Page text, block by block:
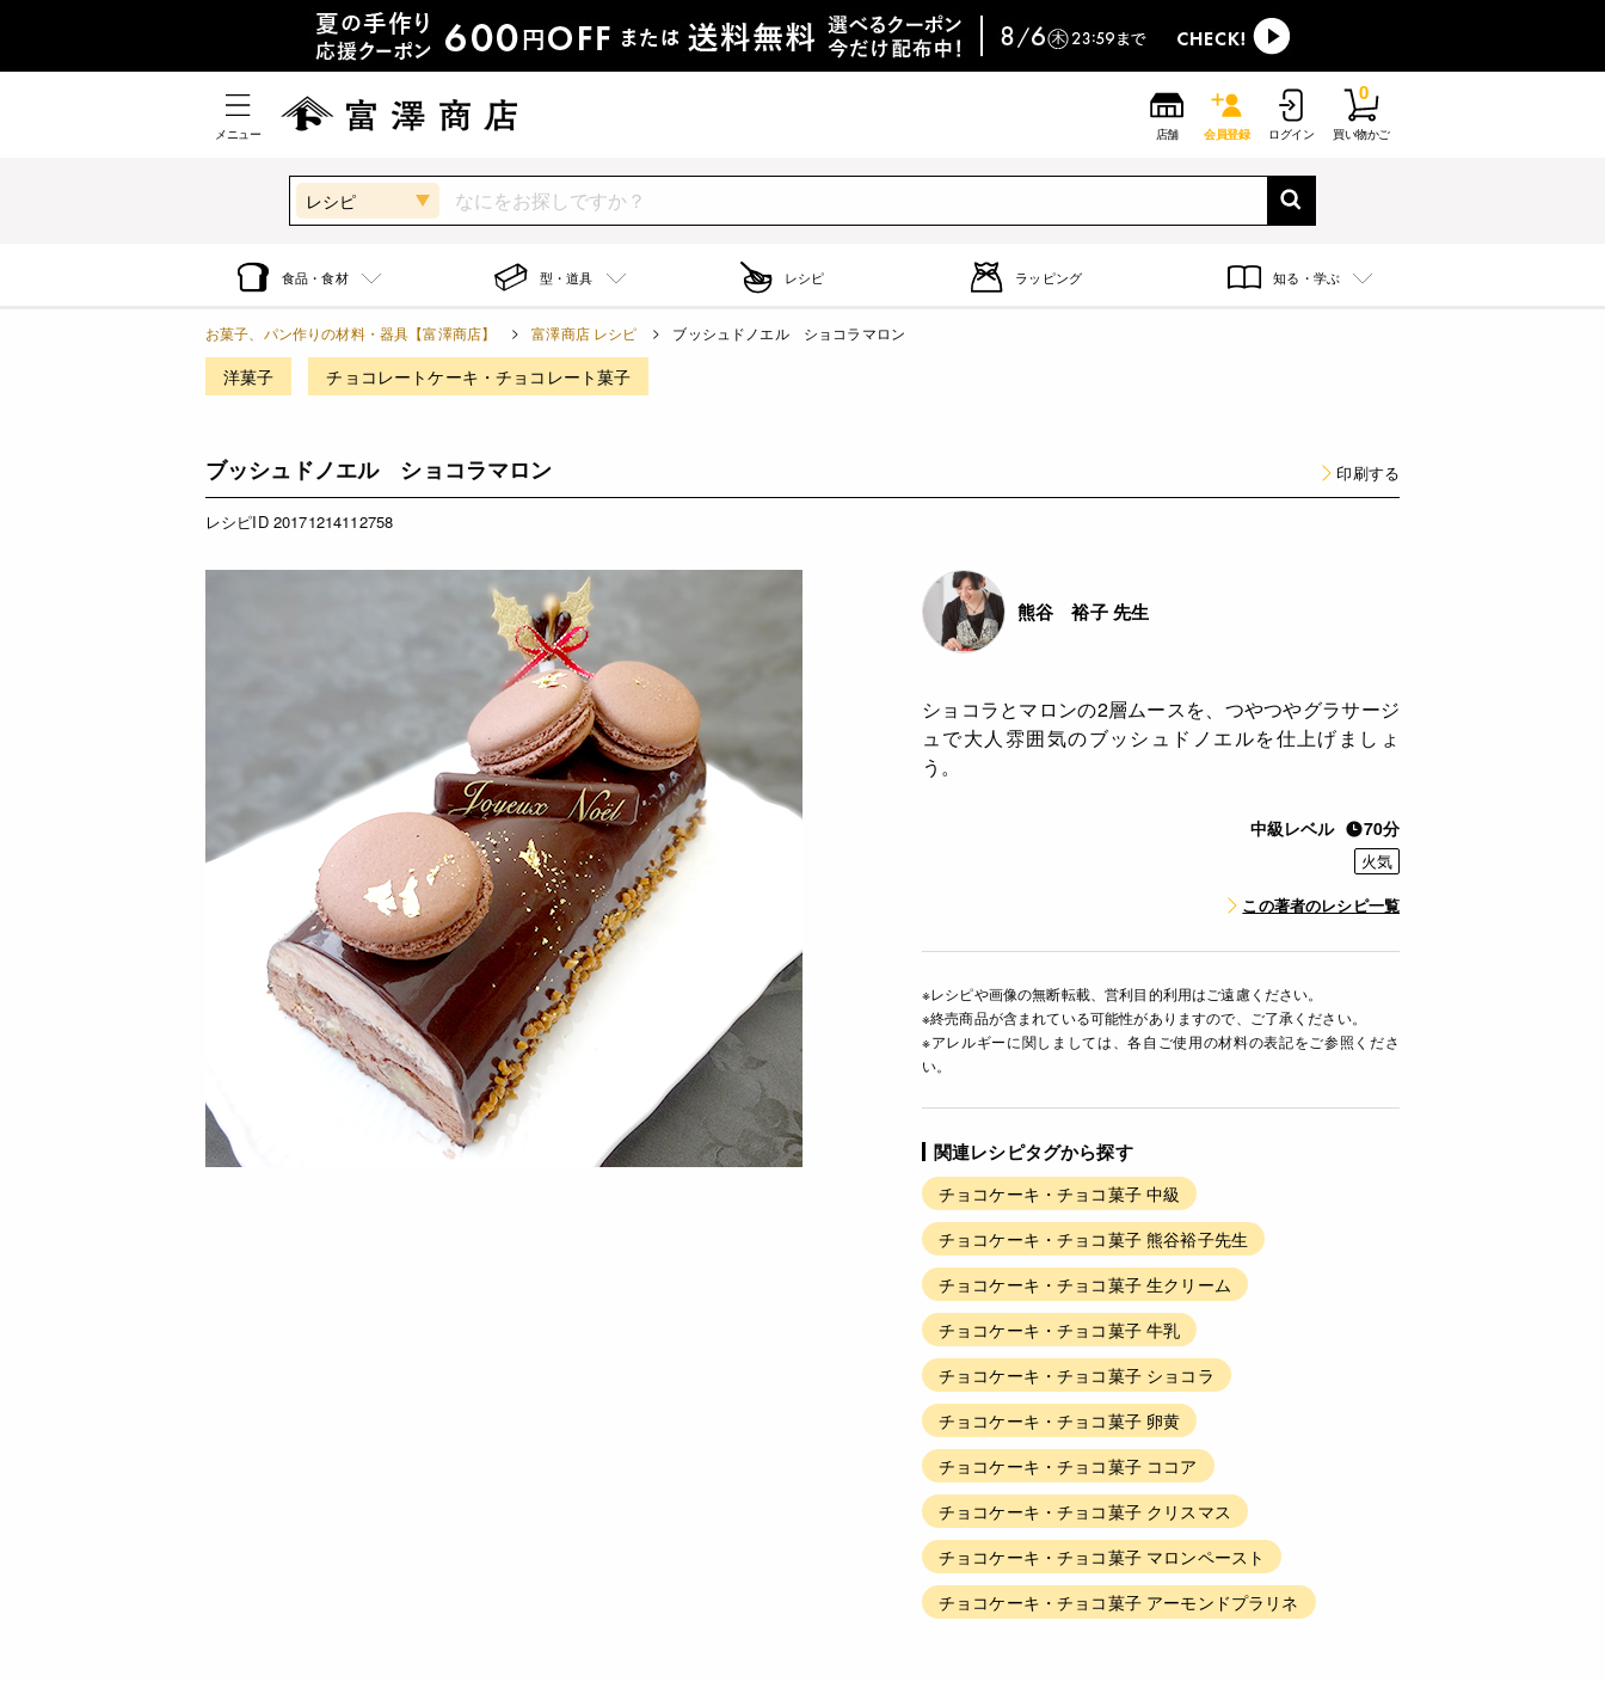
メニュー 店舗 会員登録 ログイン 買い物かご
0
レシピ
食品・食材 型・道具 レシピ ラッピング 知る・学ぶ
お菓子、パン作りの材料・器具【富澤商店】 富澤商店 レシピ ブッシュドノエル ショコラマロン
洋菓子 チョコレートケーキ・チョコレート菓子
ブッシュドノエル ショコラマロン 印刷する
レシピID 20171214112758
熊谷 裕子 先生
ショコラとマロンの2層ムースを、つやつやグラサージ
ュで大人雰囲気のブッシュドノエルを仕上げましょ
う。
中級レベル 70分
火気
この著者のレシピ一覧
※レシピや画像の無断転載、営利目的利用はご遠慮ください。
※終売商品が含まれている可能性がありますので、ご了承ください。
※アレルギーに関しましては、各自ご使用の材料の表記をご参照くださ
い。
関連レシピタグから探す
チョコケーキ・チョコ菓子 中級
チョコケーキ・チョコ菓子 熊谷裕子先生
チョコケーキ・チョコ菓子 生クリーム
チョコケーキ・チョコ菓子 牛乳
チョコケーキ・チョコ菓子 ショコラ
チョコケーキ・チョコ菓子 卵黄
チョコケーキ・チョコ菓子 ココア
チョコケーキ・チョコ菓子 クリスマス
チョコケーキ・チョコ菓子 マロンペースト
チョコケーキ・チョコ菓子 アーモンドプラリネ